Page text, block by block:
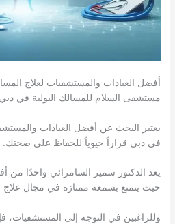
أفضل العيادات والمستشفيات لعلاج
مستشفى السلام للمسالك البولية في دبي
يعتبر البحث عن أفضل العيادات
في دبي قراراً حيوياً للحفاظ على صحتك.
يعد الدكتور سمير السامرائي واحدًا من
حيث يتمتع بسمعة ممتازة في مجال علاج
وللراغبين في التوجه إلى